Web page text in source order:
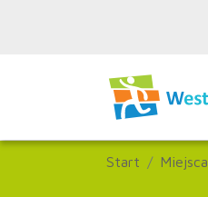
Start Miejsca